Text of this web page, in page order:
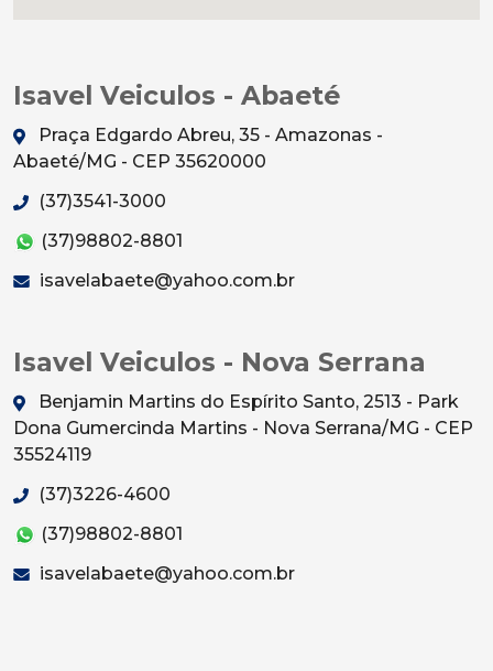
Isavel Veiculos - Abaeté
Praça Edgardo Abreu, 35 - Amazonas -
Abaeté/MG - CEP 35620000
(37)3541-3000
(37)98802-8801
isavelabaete@yahoo.com.br
Isavel Veiculos - Nova Serrana
Benjamin Martins do Espírito Santo, 2513 - Park
Dona Gumercinda Martins - Nova Serrana/MG - CEP
35524119
(37)3226-4600
(37)98802-8801
isavelabaete@yahoo.com.br